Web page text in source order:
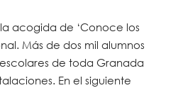
acogida de ‘Conoce los
Más de dos mil alumnos
de toda Granada
En el siguiente